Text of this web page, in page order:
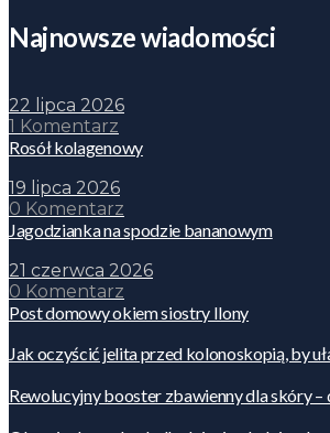
Najnowsze wiadomości
22 lipca 2026
1 Komentarz
Rosół kolagenowy
19 lipca 2026
0 Komentarz
Jagodzianka na spodzie bananowym
21 czerwca 2026
0 Komentarz
Post domowy okiem siostry Ilony
Jak oczyścić jelita przed kolonoskopią, by
Rewolucyjny booster zbawienny dla skóry –